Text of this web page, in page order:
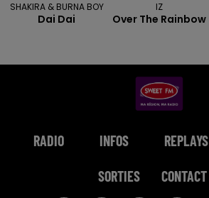
SHAKIRA & BURNA BOY
Dai Dai
IZ
Over The Rainbow
RADIO INFOS REPLAYS
SORTIES CONTACT